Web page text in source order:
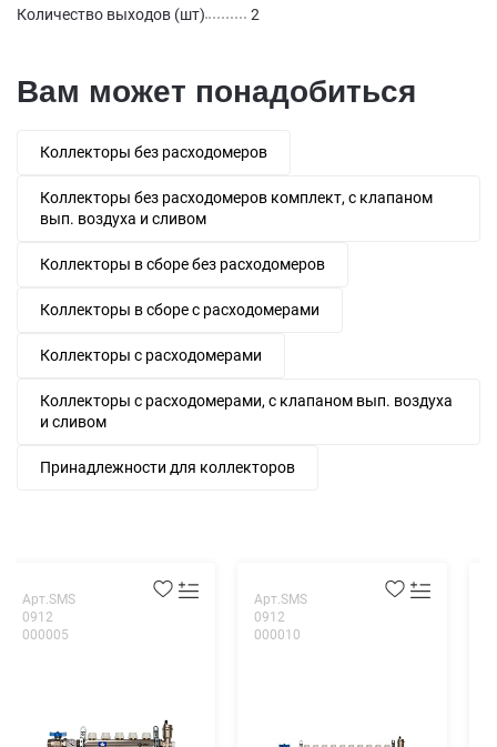
Количество выходов (шт) 2
Вам может понадобиться
Коллекторы без расходомеров
Коллекторы без расходомеров комплект, с клапаном
вып. воздуха и сливом
Коллекторы в сборе без расходомеров
Коллекторы в сборе с расходомерами
Коллекторы с расходомерами
Коллекторы с расходомерами, с клапаном вып. воздуха
и сливом
Принадлежности для коллекторов
Арт.SMS
0912
000005
Арт.SMS
0912
000010